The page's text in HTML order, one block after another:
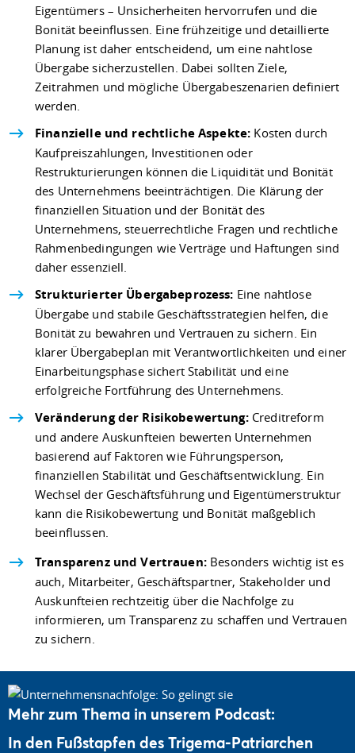
Eigentümers – Unsicherheiten hervorrufen und die
Bonität beeinflussen. Eine frühzeitige und detaillierte
Planung ist daher entscheidend, um eine nahtlose
Übergabe sicherzustellen. Dabei sollten Ziele,
Zeitrahmen und mögliche Übergabeszenarien definiert
werden.
Finanzielle und rechtliche Aspekte: Kosten durch
Kaufpreiszahlungen, Investitionen oder
Restrukturierungen können die Liquidität und Bonität
des Unternehmens beeinträchtigen. Die Klärung der
finanziellen Situation und der Bonität des
Unternehmens, steuerrechtliche Fragen und rechtliche
Rahmenbedingungen wie Verträge und Haftungen sind
daher essenziell.
Strukturierter Übergabeprozess: Eine nahtlose
Übergabe und stabile Geschäftsstrategien helfen, die
Bonität zu bewahren und Vertrauen zu sichern. Ein
klarer Übergabeplan mit Verantwortlichkeiten und einer
Einarbeitungsphase sichert Stabilität und eine
erfolgreiche Fortführung des Unternehmens.
Veränderung der Risikobewertung: Creditreform
und andere Auskunfteien bewerten Unternehmen
basierend auf Faktoren wie Führungsperson,
finanziellen Stabilität und Geschäftsentwicklung. Ein
Wechsel der Geschäftsführung und Eigentümerstruktur
kann die Risikobewertung und Bonität maßgeblich
beeinflussen.
Transparenz und Vertrauen: Besonders wichtig ist es
auch, Mitarbeiter, Geschäftspartner, Stakeholder und
Auskunfteien rechtzeitig über die Nachfolge zu
informieren, um Transparenz zu schaffen und Vertrauen
zu sichern.
Mehr zum Thema in unserem Podcast:
In den Fußstapfen des Trigema-Patriarchen